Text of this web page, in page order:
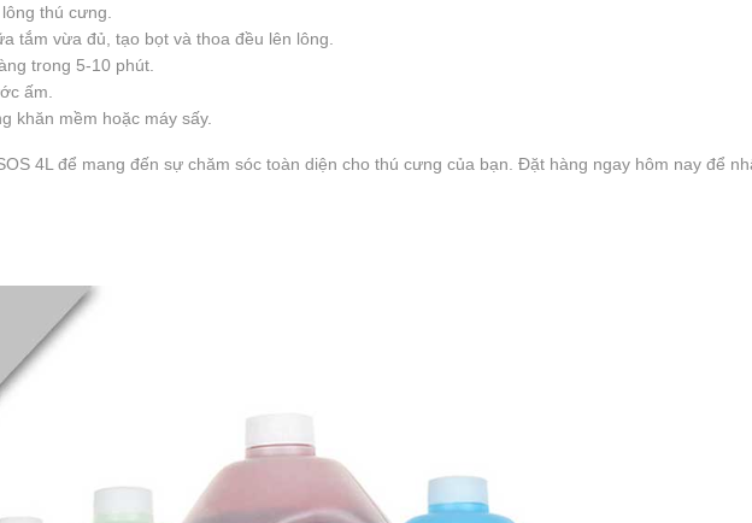
thú cưng.
tắm vừa đủ, tạo bọt và thoa đều lên lông.
trong 5-10 phút.
ấm.
khăn mềm hoặc máy sấy.
4L để mang đến sự chăm sóc toàn diện cho thú cưng của bạn. Đặt hàng ngay hôm nay để